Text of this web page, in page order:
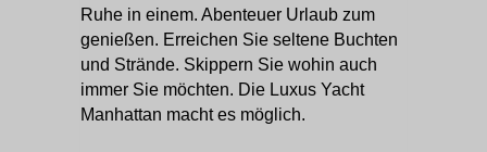
Ruhe in einem. Abenteuer Urlaub zum
genießen. Erreichen Sie seltene Buchten
und Strände. Skippern Sie wohin auch
immer Sie möchten. Die Luxus Yacht
Manhattan macht es möglich.